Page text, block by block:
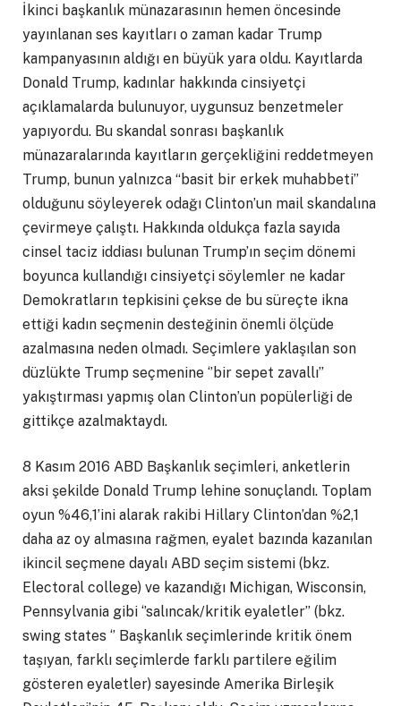
İkinci başkanlık münazarasının hemen öncesinde
yayınlanan ses kayıtları o zaman kadar Trump
kampanyasının aldığı en büyük yara oldu. Kayıtlarda
Donald Trump, kadınlar hakkında cinsiyetçi
açıklamalarda bulunuyor, uygunsuz benzetmeler
yapıyordu. Bu skandal sonrası başkanlık
münazaralarında kayıtların gerçekliğini reddetmeyen
Trump, bunun yalnızca “basit bir erkek muhabbeti’’
olduğunu söyleyerek odağı Clinton’un mail skandalına
çevirmeye çalıştı. Hakkında oldukça fazla sayıda
cinsel taciz iddiası bulunan Trump’ın seçim dönemi
boyunca kullandığı cinsiyetçi söylemler ne kadar
Demokratların tepkisini çekse de bu süreçte ikna
ettiği kadın seçmenin desteğinin önemli ölçüde
azalmasına neden olmadı. Seçimlere yaklaşılan son
düzlükte Trump seçmenine ‘’bir sepet zavallı’’
yakıştırması yapmış olan Clinton’un popülerliği de
gittikçe azalmaktaydı.
8 Kasım 2016 ABD Başkanlık seçimleri, anketlerin
aksi şekilde Donald Trump lehine sonuçlandı. Toplam
oyun %46,1’ini alarak rakibi Hillary Clinton’dan %2,1
daha az oy almasına rağmen, eyalet bazında kazanılan
ikincil seçmene dayalı ABD seçim sistemi (bkz.
Electoral college) ve kazandığı Michigan, Wisconsin,
Pennsylvania gibi ‘’salıncak/kritik eyaletler’’ (bkz.
swing states ‘’ Başkanlık seçimlerinde kritik önem
taşıyan, farklı seçimlerde farklı partilere eğilim
gösteren eyaletler) sayesinde Amerika Birleşik